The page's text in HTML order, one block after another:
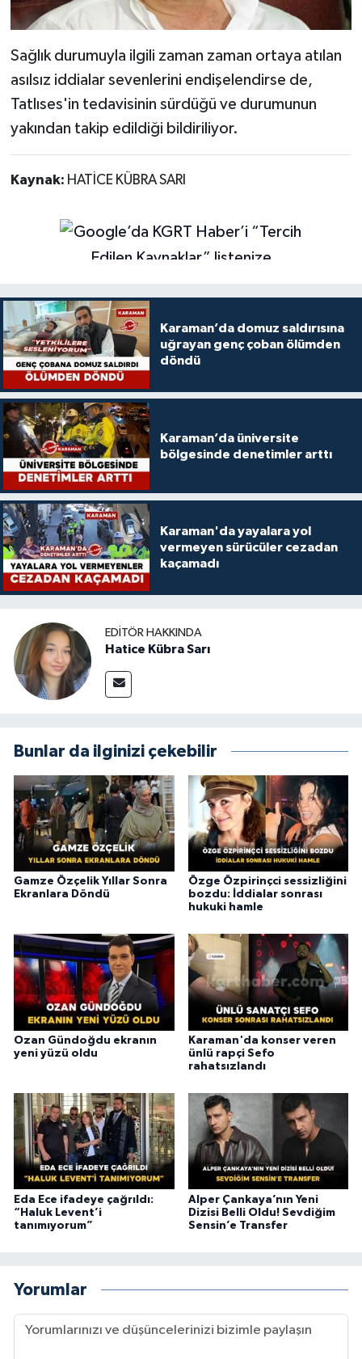
Sağlık durumuyla ilgili zaman zaman ortaya atılan
asılsız iddialar sevenlerini endişelendirse de,
Tatlıses'in tedavisinin sürdüğü ve durumunun
yakından takip edildiği bildiriliyor.
Kaynak: HATİCE KÜBRA SARI
Karaman’da domuz saldırısına
uğrayan genç çoban ölümden
döndü
Karaman’da üniversite
bölgesinde denetimler arttı
Karaman'da yayalara yol
vermeyen sürücüler cezadan
kaçamadı
EDITÖR HAKKINDA
Hatice Kübra Sarı
Bunlar da ilginizi çekebilir
Gamze Özçelik Yıllar Sonra
Ekranlara Döndü
Özge Özpirinçci sessizliğini
bozdu: İddialar sonrası
hukuki hamle
Ozan Gündoğdu ekranın
yeni yüzü oldu
Karaman'da konser veren
ünlü rapçi Sefo
rahatsızlandı
Eda Ece ifadeye çağrıldı:
“Haluk Levent’i
tanımıyorum”
Alper Çankaya’nın Yeni
Dizisi Belli Oldu! Sevdiğim
Sensin’e Transfer
Yorumlar